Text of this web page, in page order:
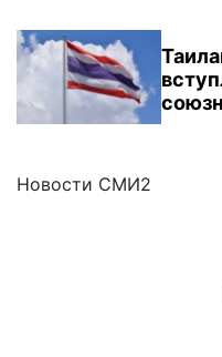
Новости СМИ2